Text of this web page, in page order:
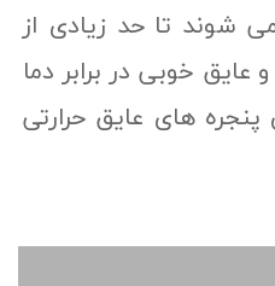
شوند تا حد زیادی از
عایق خوبی در برابر دما
های عایق حرارتی